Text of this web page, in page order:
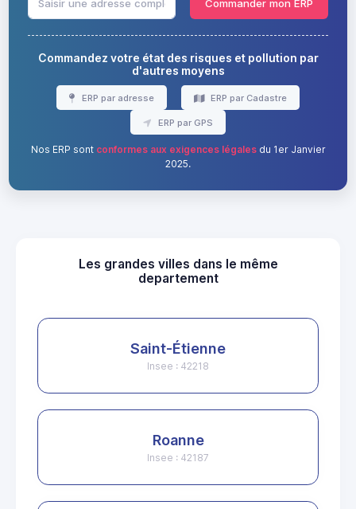
Commander mon ERP
Commandez votre état des risques et pollution par
d'autres moyens
ERP par adresse ERP par Cadastre
ERP par GPS
Nos ERP sont conformes aux exigences légalesdu 1er Janvier
2025.
Les grandes villes dans le même
departement
Saint-Étienne
Insee : 42218
Roanne
Insee : 42187